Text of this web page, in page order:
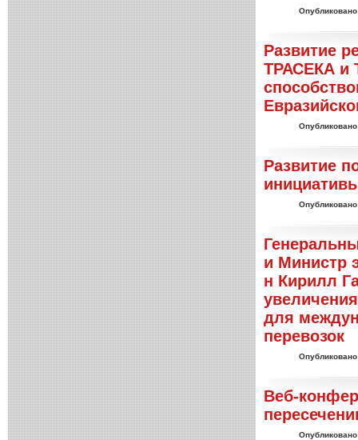
Развитие
ТРАСЕКА и
Развитие
и Министр
н Кирилл
для
перевозок
Веб-